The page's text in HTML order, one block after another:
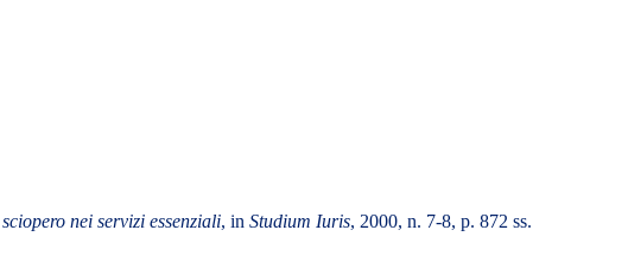
nei servizi essenziali, in Studium Iuris, 2000, n. 7-8, p. 872 ss.